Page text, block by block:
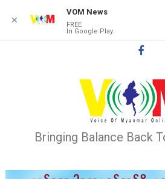
Bringing Balance Back
✕
VOM News
FREE
In Google Play